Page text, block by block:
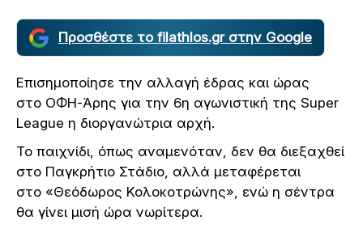
Προσθέστε το filathlos.gr στην Google
Επισημοποίησε την αλλαγή έδρας και ώρας
στο ΟΦΗ-Άρης για την 6η αγωνιστική της Super
League η διοργανώτρια αρχή.
Το παιχνίδι, όπως αναμενόταν, δεν θα διεξαχθεί
στο Παγκρήτιο Στάδιο, αλλά μεταφέρεται
στο «Θεόδωρος Κολοκοτρώνης», ενώ η σέντρα
θα γίνει μισή ώρα νωρίτερα.